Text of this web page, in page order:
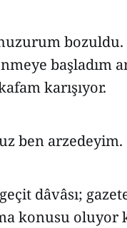
başladım
karışıyor.
ben arzedeyim.
dâvâsı;
konusu oluyor